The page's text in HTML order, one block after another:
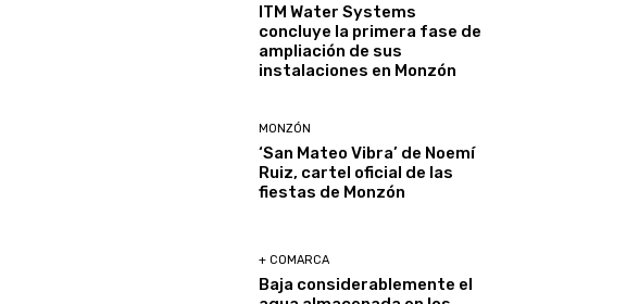
ITM Water Systems
concluye la primera fase de
ampliación de sus
instalaciones en Monzón
MONZÓN
‘San Mateo Vibra’ de Noemí
Ruiz, cartel oficial de las
fiestas de Monzón
+ COMARCA
Baja considerablemente el